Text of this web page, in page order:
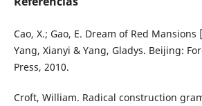
Cao, X.; Gao, E. Dream of Red
Yang, Xianyi & Yang, Gladys. Beijing:
Press, 2010.
Croft, William. Radical construction